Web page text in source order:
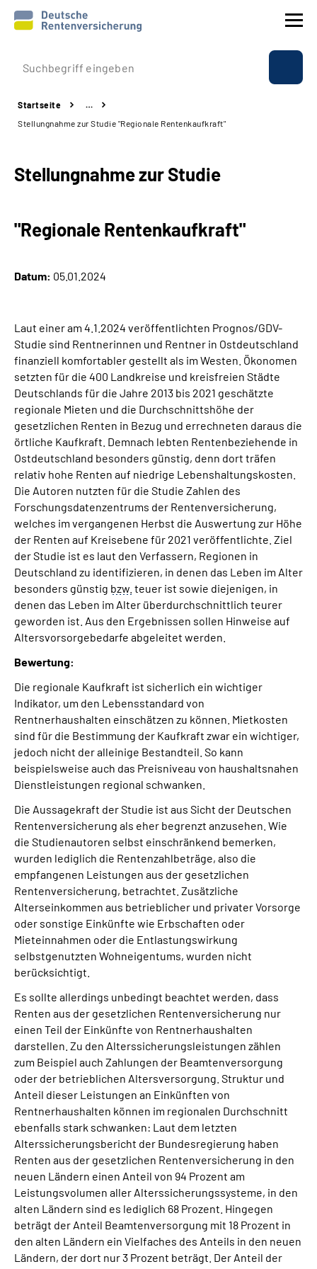
Prävention
Reha
Experten
Über uns & Presse
Suche
Language
Inhalte in Gebärdensprache (DGS)
Leichte Sprache
Mein Kundenportal
Startseite
…
Stellungnahme zur Studie "Regionale Rentenkaufkraft"
Stellungnahme zur Studie
"Regionale Rentenkaufkraft"
Datum: 05.01.2024
Laut einer am 4.1.2024 veröffentlichten Prognos/GDV-
Studie sind Rentnerinnen und Rentner in Ostdeutschland
finanziell komfortabler gestellt als im Westen. Ökonomen
setzten für die 400 Landkreise und kreisfreien Städte
Deutschlands für die Jahre 2013 bis 2021 geschätzte
regionale Mieten und die Durchschnittshöhe der
gesetzlichen Renten in Bezug und errechneten daraus die
örtliche Kaufkraft. Demnach lebten Rentenbeziehende in
Ostdeutschland besonders günstig, denn dort träfen
relativ hohe Renten auf niedrige Lebenshaltungskosten.
Die Autoren nutzten für die Studie Zahlen des
Forschungsdatenzentrums der Rentenversicherung,
welches im vergangenen Herbst die Auswertung zur Höhe
der Renten auf Kreisebene für 2021 veröffentlichte. Ziel
der Studie ist es laut den Verfassern, Regionen in
Deutschland zu identifizieren, in denen das Leben im Alter
besonders günstig bzw. teuer ist sowie diejenigen, in
denen das Leben im Alter überdurchschnittlich teurer
geworden ist. Aus den Ergebnissen sollen Hinweise auf
Altersvorsorgebedarfe abgeleitet werden.
Bewertung:
Die regionale Kaufkraft ist sicherlich ein wichtiger
Indikator, um den Lebensstandard von
Rentnerhaushalten einschätzen zu können. Mietkosten
sind für die Bestimmung der Kaufkraft zwar ein wichtiger,
jedoch nicht der alleinige Bestandteil. So kann
beispielsweise auch das Preisniveau von haushaltsnahen
Dienstleistungen regional schwanken.
Die Aussagekraft der Studie ist aus Sicht der Deutschen
Rentenversicherung als eher begrenzt anzusehen. Wie
die Studienautoren selbst einschränkend bemerken,
wurden lediglich die Rentenzahlbeträge, also die
empfangenen Leistungen aus der gesetzlichen
Rentenversicherung, betrachtet. Zusätzliche
Alterseinkommen aus betrieblicher und privater Vorsorge
oder sonstige Einkünfte wie Erbschaften oder
Mieteinnahmen oder die Entlastungswirkung
selbstgenutzten Wohneigentums, wurden nicht
berücksichtigt.
Es sollte allerdings unbedingt beachtet werden, dass
Renten aus der gesetzlichen Rentenversicherung nur
einen Teil der Einkünfte von Rentnerhaushalten
darstellen. Zu den Alterssicherungsleistungen zählen
zum Beispiel auch Zahlungen der Beamtenversorgung
oder der betrieblichen Altersversorgung. Struktur und
Anteil dieser Leistungen an Einkünften von
Rentnerhaushalten können im regionalen Durchschnitt
ebenfalls stark schwanken: Laut dem letzten
Alterssicherungsbericht der Bundesregierung haben
Renten aus der gesetzlichen Rentenversicherung in den
neuen Ländern einen Anteil von 94 Prozent am
Leistungsvolumen aller Alterssicherungssysteme, in den
alten Ländern sind es lediglich 68 Prozent. Hingegen
beträgt der Anteil Beamtenversorgung mit 18 Prozent in
den alten Ländern ein Vielfaches des Anteils in den neuen
Ländern, der dort nur 3 Prozent beträgt. Der Anteil der